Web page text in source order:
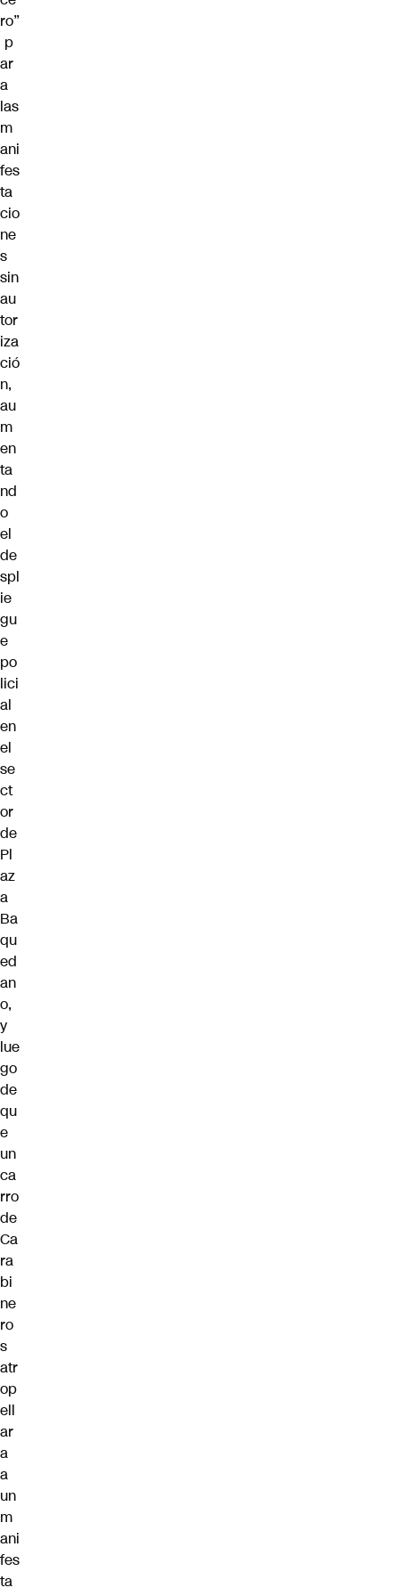
ro”
p
ar
a
las
m
ani
fes
ta
cio
ne
s
sin
au
tor
iza
ció
n,
au
m
en
ta
nd
o
el
de
spl
ie
gu
e
po
lici
al
en
el
se
ct
or
de
Pl
az
a
Ba
qu
ed
an
o,
y
lue
go
de
qu
e
un
ca
rro
de
Ca
ra
bi
ne
ro
s
atr
op
ell
ar
a
a
un
m
ani
fes
ta